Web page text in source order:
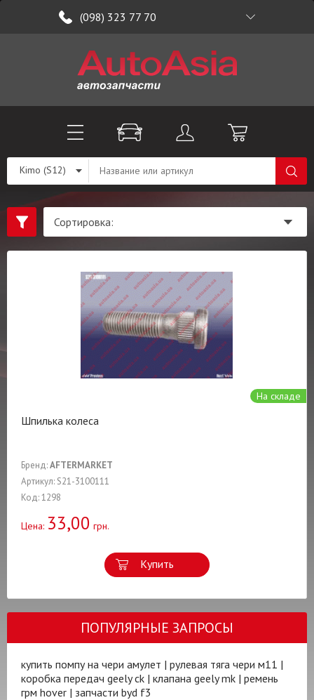
(098) 323 77 70
Kimo (S12)
На складе
Шпилька колеса
Бренд:AFTERMARKET
Артикул: S21-3100111
Код: 1298
Цена: 33,00 грн.
Купить
ПОПУЛЯРНЫЕ ЗАПРОСЫ
купить помпу на чери амулет | рулевая тяга чери м11 |
коробка передач geely ck | клапана geely mk | ремень
грм hover | запчасти byd f3